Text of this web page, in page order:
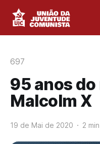
697
95 anos
Malcolm X
19 de Mai de 2020 2